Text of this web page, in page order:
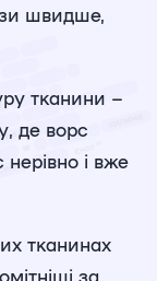
швидше,
тканини –
де ворс
нерівно і вже
тканинах
за